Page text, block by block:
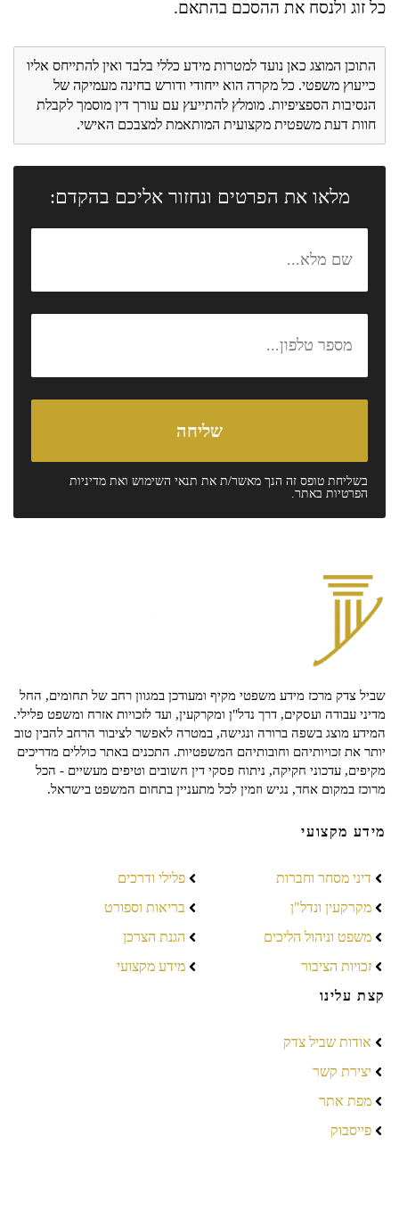
כל זוג ולנסח את ההסכם בהתאם.
התוכן המוצג כאן נועד למטרות מידע כללי בלבד ואין להתייחס אליו
כייעוץ משפטי. כל מקרה הוא ייחודי ודורש בחינה מעמיקה של
הנסיבות הספציפיות. מומלץ להתייעץ עם עורך דין מוסמך לקבלת
חוות דעת משפטית מקצועית המותאמת למצבכם האישי.
מלאו את הפרטים ונחזור אליכם בהקדם:
בשליחת טופס זה הנך מאשר/ת את תנאי השימוש ואת מדיניות
הפרטיות באתר.
שביל צדק מרכז מידע משפטי מקיף ומעודכן במגוון רחב של תחומים, החל
מדיני עבודה ועסקים, דרך נדל"ן ומקרקעין, ועד לזכויות אזרח ומשפט פלילי.
המידע מוצג בשפה ברורה ונגישה, במטרה לאפשר לציבור הרחב להבין טוב
יותר את זכויותיהם וחובותיהם המשפטיות. התכנים באתר כוללים מדריכים
מקיפים, עדכוני חקיקה, ניתוח פסקי דין חשובים וטיפים מעשיים - הכל
מרוכז במקום אחד, נגיש וזמין לכל מתעניין בתחום המשפט בישראל.
מידע מקצועי
דיני מסחר וחברות
מקרקעין ונדל"ן
משפט וניהול הליכים
זכויות הציבור
פלילי ודרכים
בריאות וספורט
הגנת הצרכן
מידע מקצועי
קצת עלינו
אודות שביל צדק
יצירת קשר
מפת אתר
פייסבוק